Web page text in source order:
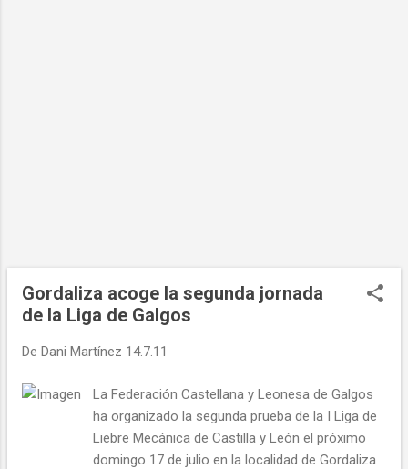
Gordaliza acoge la segunda jornada
de la Liga de Galgos
De Dani Martínez 14.7.11
La Federación Castellana y Leonesa de Galgos
ha organizado la segunda prueba de la I Liga de
Liebre Mecánica de Castilla y León el próximo
domingo 17 de julio en la localidad de Gordaliza